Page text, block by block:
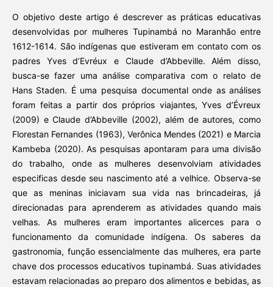
O objetivo deste artigo é descrever as práticas educativas
desenvolvidas por mulheres Tupinambá no Maranhão entre
1612-1614. São indígenas que estiveram em contato com os
padres Yves d’Evréux e Claude d’Abbeville. Além disso,
busca-se fazer uma análise comparativa com o relato de
Hans Staden. É uma pesquisa documental onde as análises
foram feitas a partir dos próprios viajantes, Yves d’Évreux
(2009) e Claude d’Abbeville (2002), além de autores, como
Florestan Fernandes (1963), Verônica Mendes (2021) e Marcia
Kambeba (2020). As pesquisas apontaram para uma divisão
do trabalho, onde as mulheres desenvolviam atividades
especificas desde seu nascimento até a velhice. Observa-se
que as meninas iniciavam sua vida nas brincadeiras, já
direcionadas para aprenderem as atividades quando mais
velhas. As mulheres eram importantes alicerces para o
funcionamento da comunidade indígena. Os saberes da
gastronomia, função essencialmente das mulheres, era parte
chave dos processos educativos tupinambá. Suas atividades
estavam relacionadas ao preparo dos alimentos e bebidas, as